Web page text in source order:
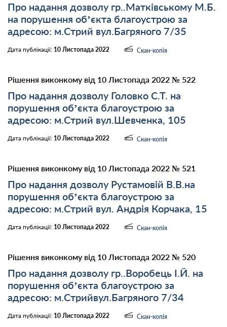
Про надання дозволу гр..Матківському М.Б.
на порушення об’єкта благоустрою за
адресою: м.Стрий вул.Багряного 7/35
Дата публікації: 10 Листопада 2022 Скан-копія
Рішення виконкому від 10 Листопада 2022 № 522
Про надання дозволу Головко С.Т. на
порушення об’єкта благоустрою за
адресою: м.Стрий вул.Шевченка, 105
Дата публікації: 10 Листопада 2022 Скан-копія
Рішення виконкому від 10 Листопада 2022 № 521
Про надання дозволу Рустамовій В.В.на
порушення об’єкта благоустрою за
адресою: м.Стрий вул. Андрія Корчака, 15
Дата публікації: 10 Листопада 2022 Скан-копія
Рішення виконкому від 10 Листопада 2022 № 520
Про надання дозволу гр..Воробець І.Й. на
порушення об’єкта благоустрою за
адресою: м.Стрийвул.Багряного 7/34
Дата публікації: 10 Листопада 2022 Скан-копія